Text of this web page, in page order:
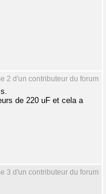
2 d'un contributeur du forum
de 220 uF et cela a
3 d'un contributeur du forum